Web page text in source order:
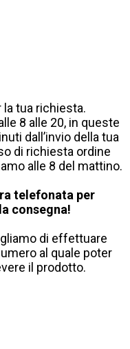
tua richiesta.
8 alle 20, in queste
dall’invio della tua
di richiesta ordine
alle 8 del mattino.
telefonata per
consegna!
di effettuare
al quale poter
il prodotto.